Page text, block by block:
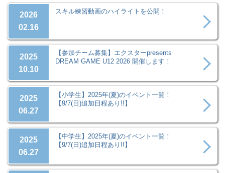
2026
02.16
スキル練習動画のハイライトを公開！
2025
10.10
【参加チーム募集】エクスターpresents
DREAM GAME U12 2026 開催します！
2025
06.27
【小学生】2025年(夏)のイベント一覧！
【9/7(日)追加日程あり!!】
2025
06.27
【中学生】2025年(夏)のイベント一覧！
【9/7(日)追加日程あり!!】